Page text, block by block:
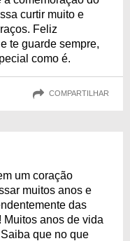
curtir muito e
Feliz
te guarde sempre,
como é.
COMPARTILHAR
um coração
muitos anos e
das
Muitos anos de vida
que no que